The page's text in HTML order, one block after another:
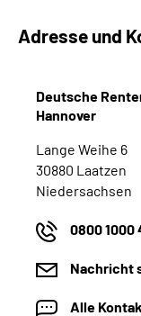
Leichte
Suche
Adresse und
Deutsche
Hannover
Lange Weihe 6
30880 Laatzen
Niedersachsen
0800 1000
Nachricht
Alle